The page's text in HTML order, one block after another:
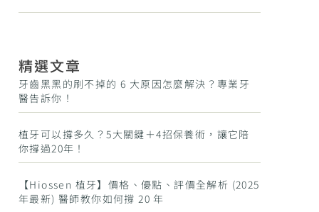
精選文章
牙齒黑黑的刷不掉的 6 大原因怎麼解決？專業牙
醫告訴你！
植牙可以撐多久？5大關鍵＋4招保養術，讓它陪
你撐過20年！
【Hiossen 植牙】價格、優點、評價全解析 (2025
年最新) 醫師教你如何撐 20 年